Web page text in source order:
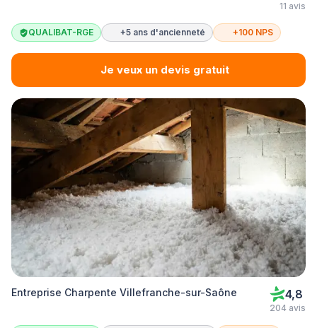
11 avis
QUALIBAT-RGE +5 ans d'ancienneté +100 NPS
Je veux un devis gratuit
Entreprise Charpente Villefranche-sur-Saône 4,8
204 avis